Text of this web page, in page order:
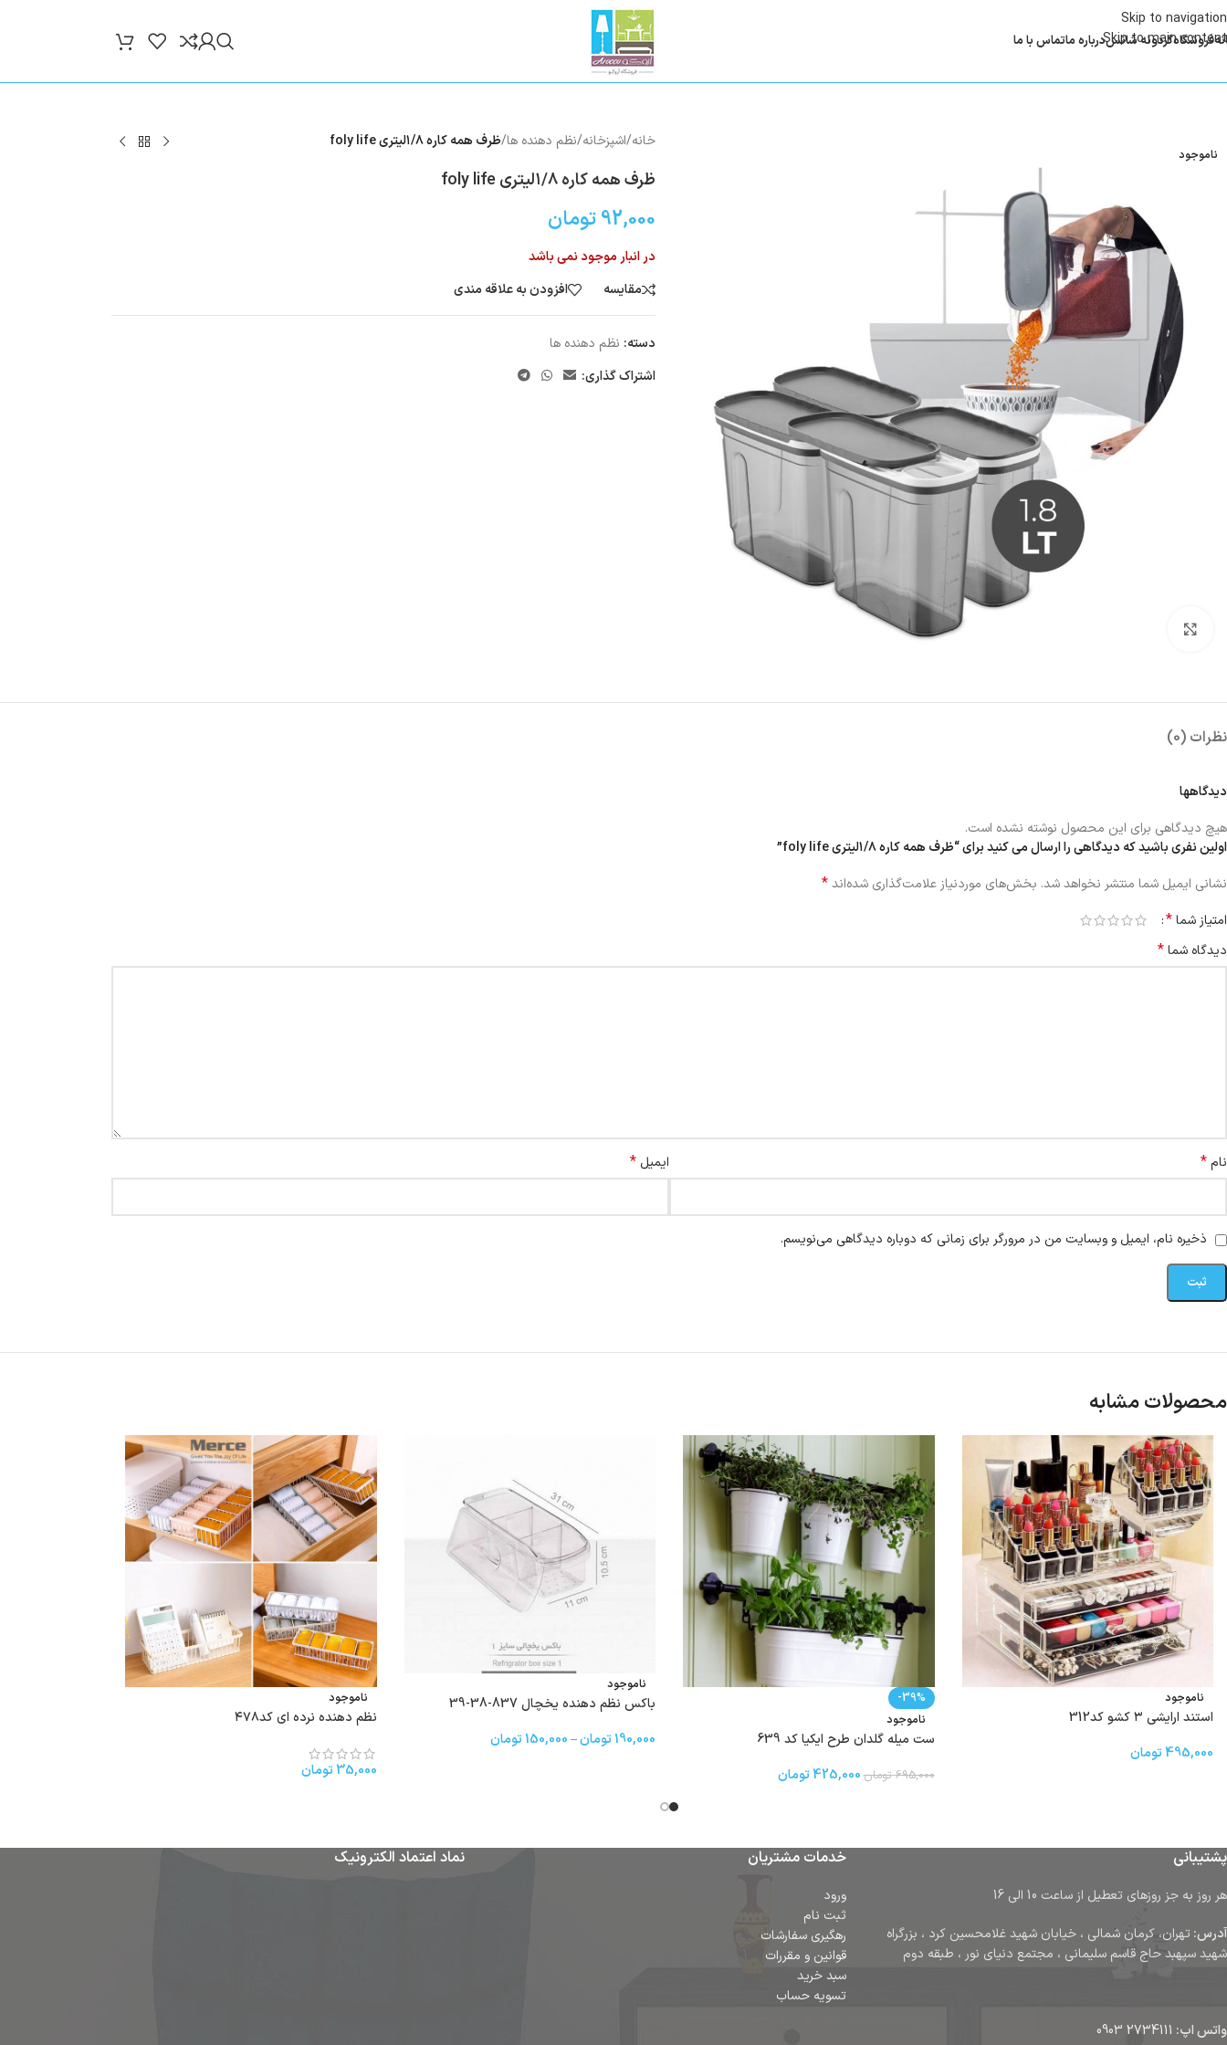
Skip to navigation
Skip to main content
فروشگاهگردونه شانسدرباره ماتماس با ما
ناموجود
خانه/اشپزخانه/نظم دهنده ها/ظرف همه کاره ۱/۸لیتری foly life
ظرف همه کاره ۱/۸لیتری foly life
92,000تومان
در انبار موجود نمی باشد
مقایسه
افزودن به علاقه مندی
دسته: نظم دهنده ها
اشتراک گذاری:
نظرات (0)
دیدگاهها
هیچ دیدگاهی برای این محصول نوشته نشده است.
اولین نفری باشید که دیدگاهی را ارسال می کنید برای “ظرف همه کاره ۱/۸لیتری foly life”
نشانی ایمیل شما منتشر نخواهد شد. بخش‌های موردنیاز علامت‌گذاری شده‌اند*
امتیاز شما*
دیدگاه شما*
نام* ایمیل *
ذخیره نام، ایمیل و وبسایت من در مرورگر برای زمانی که دوباره دیدگاهی می‌نویسم.
محصولات مشابه
ناموجود
استند ارایشی ۳ کشو کد312
495,000تومان
-39%
ناموجود
ست میله گلدان طرح ایکیا کد 639
695,000 تومان425,000 تومان
ناموجود
باکس نظم دهنده یخچال 837-38-39
190,000تومان–
150,000تومان
ناموجود
نظم دهنده نرده ای کد۴۷۸
35,000 تومان
پشتیبانی
هر روز به جز روزهای تعطیل از ساعت 10 الی 16
آدرس: تهران، کرمان شمالی ، خیابان شهید غلامحسین کرد ، بزرگراه
شهید سپهبد حاج قاسم سلیمانی ، مجتمع دنیای نور ، طبقه دوم
واتس اپ: 2734111 0903
خدمات مشتریان
ورود
ثبت نام
رهگیری سفارشات
قوانین و مقررات
سبد خرید
تسویه حساب
نماد اعتماد الکترونیک